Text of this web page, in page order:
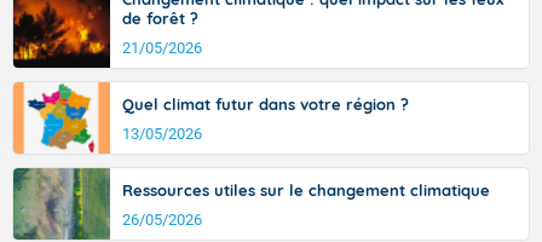
de forêt ?
21/05/2026
Quel climat futur dans votre région ?
13/05/2026
Ressources utiles sur le changement climatique
26/05/2026